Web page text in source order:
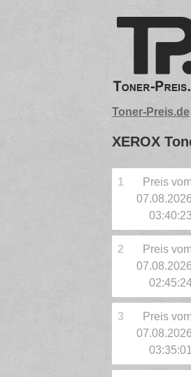
Toner-Preis.de
XEROX
1
Preis
07.08.2026
03:40:23
2
Preis
07.08.2026
3
Preis
07.08.2026
03:35:01